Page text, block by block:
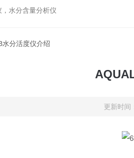
水分含量分析仪
水分活度仪介绍
更新时